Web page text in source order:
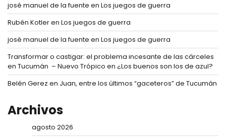
josé manuel de la fuente en Los juegos de guerra
Rubén Kotleren Los juegos de guerra
josé manuel de la fuente en Los juegos de guerra
Transformar o castigar: el problema incesante de las cárceles
en Tucumán – Nuevo Trópico en ¿Los buenos son los de azul?
Belén Gerez en Juan, entre los últimos “gaceteros” de Tucumán
Archivos
agosto 2026